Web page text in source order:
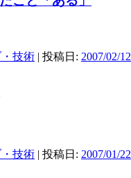
技術 | 投稿日: 2007/02/12
技術 | 投稿日: 2007/01/22